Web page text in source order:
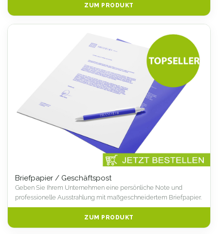
ZUM PRODUKT
Briefpapier / Geschäftspost
Geben Sie Ihrem Unternehmen eine persönliche Note und
professionelle Ausstrahlung mit maßgeschneidertem Briefpapier.
ZUM PRODUKT